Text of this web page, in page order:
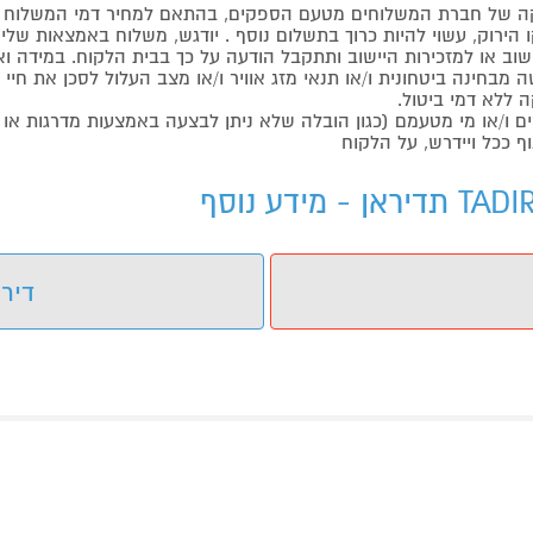
של חברת המשלוחים מטעם הספקים, בהתאם למחיר דמי המשלוח
עשוי להיות כרוך בתשלום נוסף . יודגש, משלוח באמצאות
או למזכירות היישוב ותתקבל הודעה על כך בבית הלקוח.
ביטחונית ו/או תנאי מזג אוויר ו/או מצב העלול לסכן את
ללא דמי ביטול.
או מי מטעמם (כגון הובלה שלא ניתן לבצעה באמצעות מדרגות
ככל ויידרש, על הלקוח